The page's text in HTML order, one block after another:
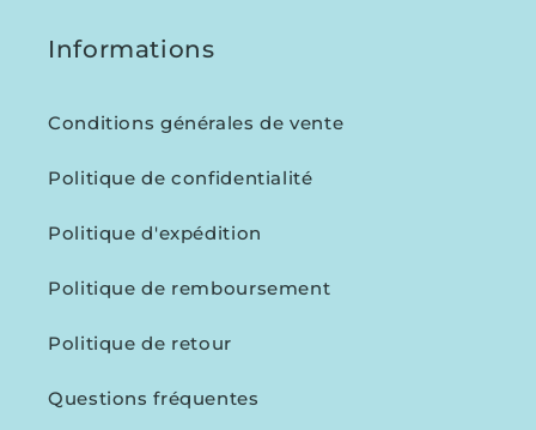
Informations
Conditions générales de vente
Politique de confidentialité
Politique d'expédition
Politique de remboursement
Politique de retour
Questions fréquentes